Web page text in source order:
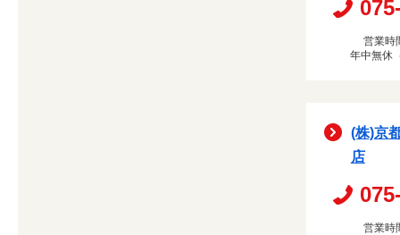
営業時
年中無休
(株)京
店
営業時